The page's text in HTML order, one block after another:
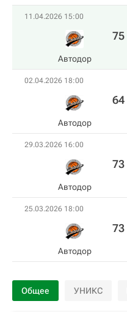
11.04.2026 15:00
Автодор
75
02.04.2026 18:00
Автодор
64
29.03.2026 16:00
Автодор
73
25.03.2026 18:00
Автодор
73
Общее УНИКС